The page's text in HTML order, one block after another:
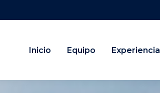
Inicio Equipo Experiencia